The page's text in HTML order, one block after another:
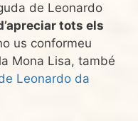
de Leonardo
tots els
us conformeu
Mona Lisa, també
Leonardo da